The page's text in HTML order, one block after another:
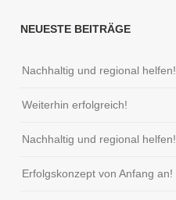
NEUESTE BEITRÄGE
Nachhaltig und regional helfen!
Weiterhin erfolgreich!
Nachhaltig und regional helfen!
Erfolgskonzept von Anfang an!